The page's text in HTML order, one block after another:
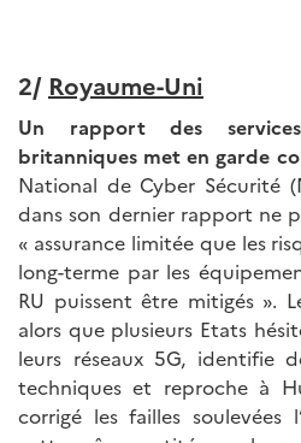
2/ Royaume-Uni
Un rapport des
britanniques met en garde
National de Cyber Sécurité
dans son dernier rapport ne
« assurance limitée que les
long-terme par les
RU puissent être mitigés ».
alors que plusieurs Etats
leurs réseaux 5G, identifie
techniques et reproche à
corrigé les failles soulevées